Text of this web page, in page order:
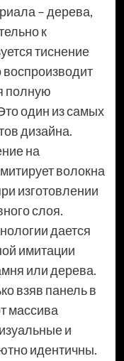
– дерева,
к
тиснение
полную
один из самых
дизайна.
на
волокна
изготовлении
слоя.
дается
имитации
или дерева.
взяв панель в
массива
и
идентичны.